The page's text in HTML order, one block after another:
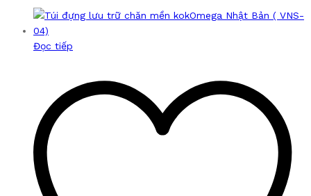
Đọc tiếp